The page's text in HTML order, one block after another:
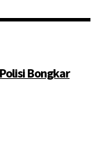
Bongkar